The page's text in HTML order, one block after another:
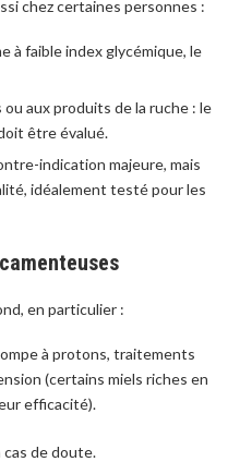
chez certaines personnes :
à faible index glycémique, le
aux produits de la ruche : le
être évalué.
indication majeure, mais
idéalement testé pour les
en particulier :
à protons, traitements
(certains miels riches en
efficacité).
cas de doute.